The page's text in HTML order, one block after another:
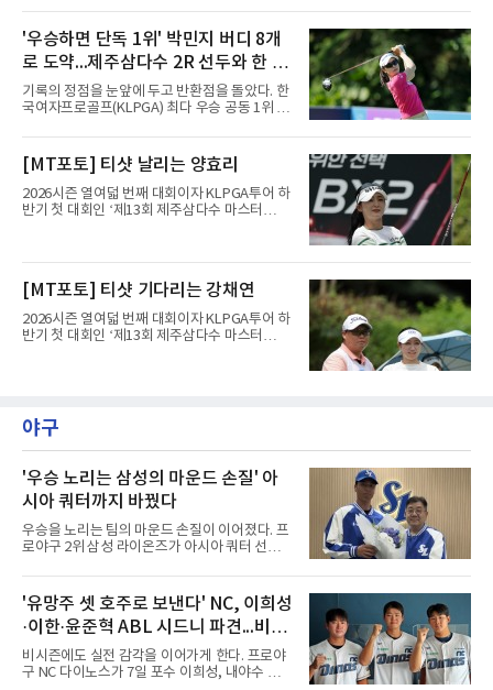
회 대회에서 데뷔 첫 승을 거뒀다.
귀포의 테디밸리 골프앤리조트(파72)에서 열린
2026시즌 한국여자프로골프(KLPGA) 투어 제주
삼다수 마스터스(총상금 10억 원) 2라운드에서
보기 없이 버디만 7개를 잡아 7언더파 65타를 쳤
다. 중간합계 1언더파 143타를 기록한 그는 전날
공동 115위에서 무려 77계단 뛰어오른 공동 38
위로 컷을 통과했다. 이번 대회 컷 기준은 1오버
오버파 78타로 공동 115위에 머물러 컷 탈락이
'우승하면 단독 1위' 박민지 버디 8개
로 도약...제주삼다수 2R 선두와 한 타
차
기록의 정점을 눈앞에 두고 반환점을 돌았다. 한
국여자프로골프(KLPGA) 최다 우승 공동 1위 박
서 선두권으로 올라섰다.통산 20승의 박민지는
7일 제주 서귀포시 테디밸리 골프앤리조트(파
72)에서 열린 2라운드에서 버디 8개와 보기 1개
를 묶어 7언더파 65타를 쳤다. 1라운드에서 71
타로 공동 30위에 머물렀던 그는 8언더파 136타
박민지는 이번 대회에서 우승하면 KLPGA 통산
[MT포토] 티샷 날리는 양효리
2026시즌 열여덟 번째 대회이자 KLPGA투어 하
반기 첫 대회인 ‘제13회 제주삼다수 마스터
트(파72/6,767야드)에서 열리고 있다.7일 현재
2라운드 경기가 펼쳐지고 있다.양효리가 12번
홀에서 경기하고 있다.
[MT포토] 티샷 기다리는 강채연
2026시즌 열여덟 번째 대회이자 KLPGA투어 하
반기 첫 대회인 ‘제13회 제주삼다수 마스터
홀에서 경기하고 있다.
야구
'우승 노리는 삼성의 마운드 손질' 아
시아 쿼터까지 바꿨다
우승을 노리는 팀의 마운드 손질이 이어졌다. 프
로야구 2위 삼성 라이온즈가 아시아 쿼터 선수
투수 미야지 유라(일본)를 한국야구위원회
(KBO)에 웨이버 공시 요청하고, 일본 출신 투수
미야모리 사토시를 올 시즌 남은 기간 이적료 포
함 총 7만3천달러에 영입했다고 발표했다.미야
모리의 경력은 이렇다. 우완인 그는 2022년 일본
프로야구 라쿠텐 골든이글스에 입단해 2025년
까지 1군에서 69경기 2승 3패 10홀드 1세이브
'유망주 셋 호주로 보낸다' NC, 이희성
·이한·윤준혁 ABL 시드니 파견...비시
즌 실전 경험
비시즌에도 실전 감각을 이어가게 한다. 프로야
구 NC 다이노스가 7일 포수 이희성, 내야수 이